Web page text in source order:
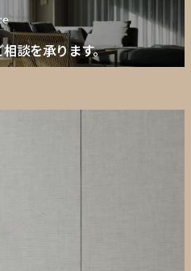
談を承ります。